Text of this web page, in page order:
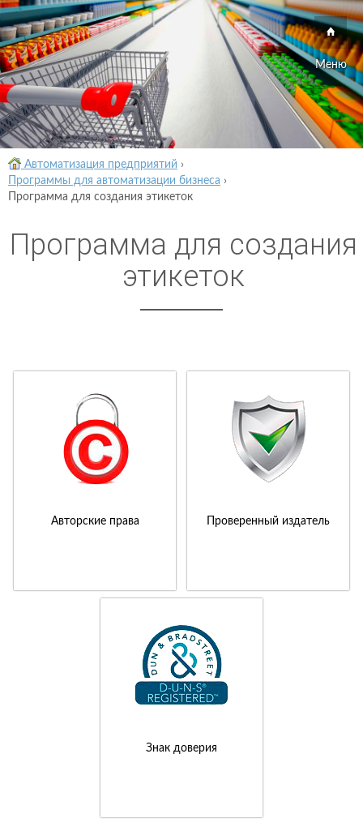
Меню
Автоматизация предприятий ›
Программы для автоматизации бизнеса ›
Программа для создания этикеток
Программа для создания
этикеток
Авторские права Проверенный издатель
Знак доверия